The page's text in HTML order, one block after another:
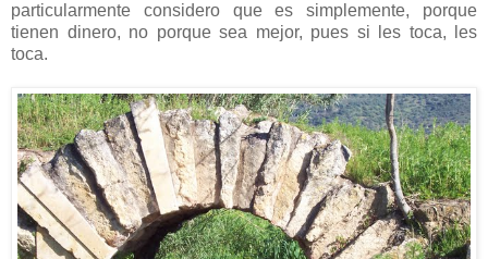
particularmente considero que es simplemente, porque
tienen dinero, no porque sea mejor, pues si les toca, les
toca.